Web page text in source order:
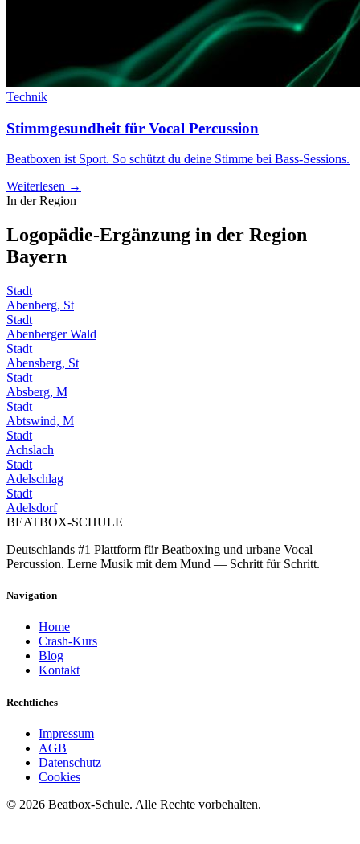
Technik
Stimmgesundheit für Vocal Percussion
Beatboxen ist Sport. So schützt du deine Stimme bei Bass-Sessions.
Weiterlesen →
In der Region
Logopädie-Ergänzung in der Region
Bayern
Stadt
Abenberg, St
Stadt
Abenberger Wald
Stadt
Abensberg, St
Stadt
Absberg, M
Stadt
Abtswind, M
Stadt
Achslach
Stadt
Adelschlag
Stadt
Adelsdorf
BEATBOX-SCHULE
Deutschlands #1 Plattform für Beatboxing und urbane Vocal
Percussion. Lerne Musik mit dem Mund — Schritt für Schritt.
Navigation
Home
Crash-Kurs
Blog
Kontakt
Rechtliches
Impressum
AGB
Datenschutz
Cookies
© 2026 Beatbox-Schule. Alle Rechte vorbehalten.